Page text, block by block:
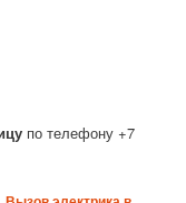
по телефону +7